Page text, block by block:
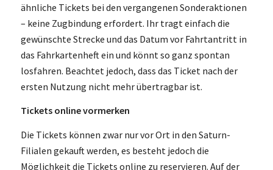
ähnliche Tickets bei den vergangenen Sonderaktionen
– keine Zugbindung erfordert. Ihr tragt einfach die
gewünschte Strecke und das Datum vor Fahrtantritt in
das Fahrkartenheft ein und könnt so ganz spontan
losfahren. Beachtet jedoch, dass das Ticket nach der
ersten Nutzung nicht mehr übertragbar ist.
Tickets online vormerken
Die Tickets können zwar nur vor Ort in den Saturn-
Filialen gekauft werden, es besteht jedoch die
Möglichkeit die Tickets online zu reservieren. Auf der